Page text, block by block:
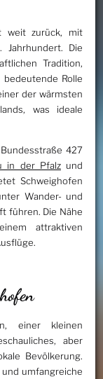
weit zurück, mit
Jahrhundert. Die
Tradition,
Rolle
der wärmsten
was ideale
427
in der Pfalzund
Schweighofen
Wander- und
führen. Die Nähe
attraktiven
einer kleinen
aber
Bevölkerung.
umfangreiche